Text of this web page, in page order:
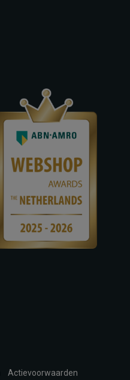
Actievoorwaarden